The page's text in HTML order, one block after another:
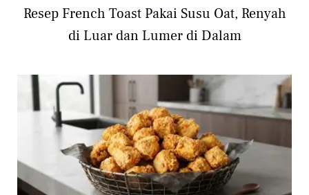
Resep French Toast Pakai Susu Oat, Renyah
di Luar dan Lumer di Dalam